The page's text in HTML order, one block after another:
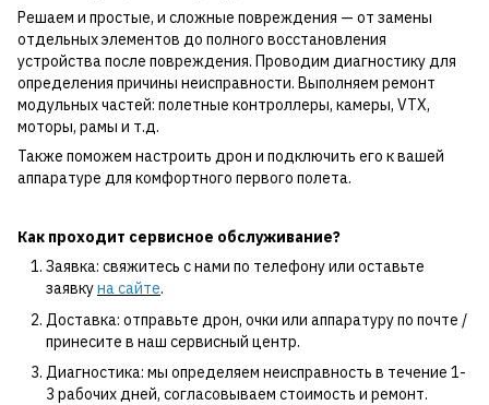
Решаем и простые, и сложные повреждения — от замены
отдельных элементов до полного восстановления
устройства после повреждения. Проводим диагностику для
определения причины неисправности. Выполняем ремонт
модульных частей: полетные контроллеры, камеры, VTX,
моторы, рамы и т.д.
Также поможем настроить дрон и подключить его к вашей
аппаратуре для комфортного первого полета.
Как проходит сервисное обслуживание?
Заявка: свяжитесь с нами по телефону или оставьте
заявкуна сайте.
Доставка: отправьте дрон, очки или аппаратуру по почте /
принесите в наш сервисный центр.
Диагностика: мы определяем неисправность в течение 1-
3 рабочих дней, согласовываем стоимость и ремонт.